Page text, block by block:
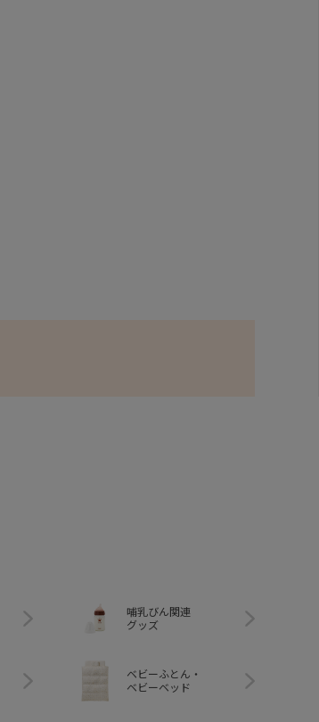
哺乳びん関連
グッズ
ベビーふとん・
ベビーベッド